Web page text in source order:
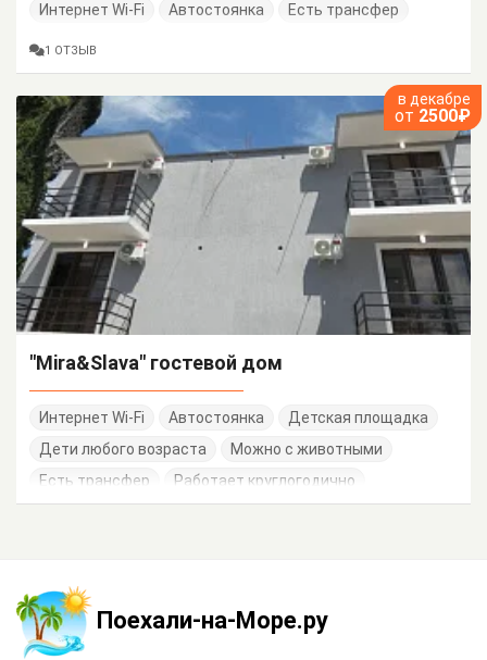
Интернет Wi-Fi Автостоянка Есть трансфер
1 ОТЗЫВ
в декабре
от 2500₽
"Mira&Slava" гостевой дом
Интернет Wi-Fi Автостоянка
Детская площадка
Дети любого возраста
Можно с животными
Есть трансфер
Работает круглогодично
Поехали-на-Море.ру